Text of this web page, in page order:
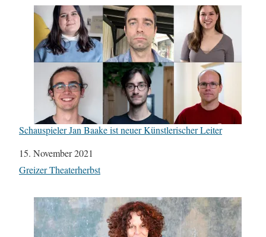
Schauspieler Jan Baake ist neuer Künstlerischer Leiter
Datum
15. November 2021
In Bezug auf
Greizer Theaterherbst